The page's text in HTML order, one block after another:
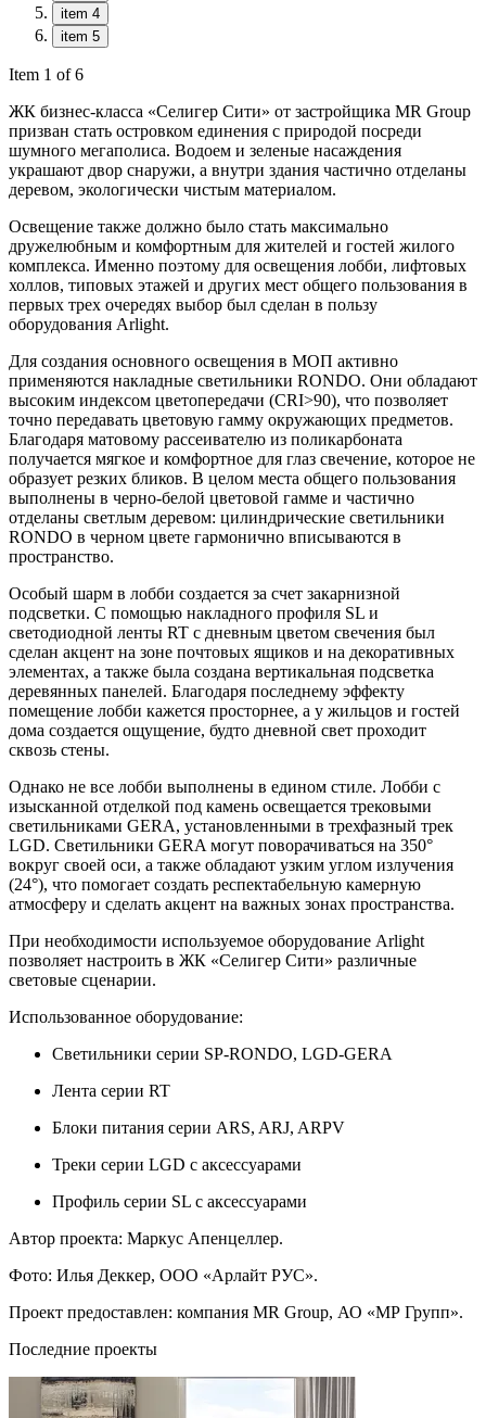
item 4
item 5
Item 1 of 6
ЖК бизнес-класса «Селигер Сити» от застройщика MR Group
призван стать островком единения с природой посреди
шумного мегаполиса. Водоем и зеленые насаждения
украшают двор снаружи, а внутри здания частично отделаны
деревом, экологически чистым материалом.
Освещение также должно было стать максимально
дружелюбным и комфортным для жителей и гостей жилого
комплекса. Именно поэтому для освещения лобби, лифтовых
холлов, типовых этажей и других мест общего пользования в
первых трех очередях выбор был сделан в пользу
оборудования Arlight.
Для создания основного освещения в МОП активно
применяются накладные светильники RONDO. Они обладают
высоким индексом цветопередачи (CRI>90), что позволяет
точно передавать цветовую гамму окружающих предметов.
Благодаря матовому рассеивателю из поликарбоната
получается мягкое и комфортное для глаз свечение, которое не
образует резких бликов. В целом места общего пользования
выполнены в черно-белой цветовой гамме и частично
отделаны светлым деревом: цилиндрические светильники
RONDO в черном цвете гармонично вписываются в
пространство.
Особый шарм в лобби создается за счет закарнизной
подсветки. С помощью накладного профиля SL и
светодиодной ленты RT с дневным цветом свечения был
сделан акцент на зоне почтовых ящиков и на декоративных
элементах, а также была создана вертикальная подсветка
деревянных панелей. Благодаря последнему эффекту
помещение лобби кажется просторнее, а у жильцов и гостей
дома создается ощущение, будто дневной свет проходит
сквозь стены.
Однако не все лобби выполнены в едином стиле. Лобби с
изысканной отделкой под камень освещается трековыми
светильниками GERA, установленными в трехфазный трек
LGD. Светильники GERA могут поворачиваться на 350°
вокруг своей оси, а также обладают узким углом излучения
(24°), что помогает создать респектабельную камерную
атмосферу и сделать акцент на важных зонах пространства.
При необходимости используемое оборудование Arlight
позволяет настроить в ЖК «Селигер Сити» различные
световые сценарии.
Использованное оборудование:
Светильники серии SP-RONDO, LGD-GERA
Лента серии RT
Блоки питания серии ARS, ARJ, ARPV
Треки серии LGD с аксессуарами
Профиль серии SL с аксессуарами
Автор проекта: Маркус Апенцеллер.
Фото: Илья Деккер, ООО «Арлайт РУС».
Проект предоставлен: компания MR Group, АО «МР Групп».
Последние проекты